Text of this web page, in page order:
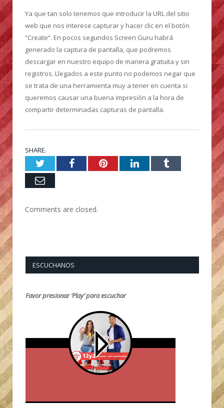
Ya que tan solo tenemos que introducir la URL del sitio
web que nos interese capturar y hacer clic en el botón
“Create“. En pocos segundos Screen Guru habrá
generado la captura de pantalla, que podremos
descargar en nuestro equipo de manera gratuita y sin
registros. Llegados a este punto no podemos negar que
se trata de una herramienta muy a tener en cuenta si
queremos causar una buena impresión a la hora de
compartir determinadas capturas de pantalla.
SHARE.
TwitterFacebookPinterestLinkedInTumblr
Email
Comments are closed.
ESCUCHANOS
Favor presionar ‘Play’ para escuchar